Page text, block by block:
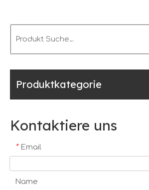
Produktkategorie
Kontaktiere uns
* Email
Name